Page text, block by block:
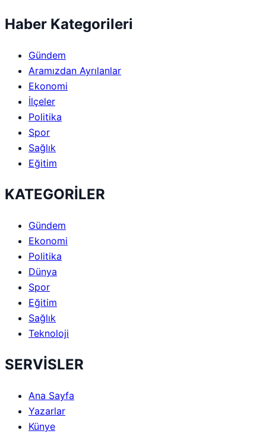
Haber Kategorileri
Gündem
Aramızdan Ayrılanlar
Ekonomi
İlçeler
Politika
Spor
Sağlık
Eğitim
KATEGORİLER
Gündem
Ekonomi
Politika
Dünya
Spor
Eğitim
Sağlık
Teknoloji
SERVİSLER
Ana Sayfa
Yazarlar
Künye